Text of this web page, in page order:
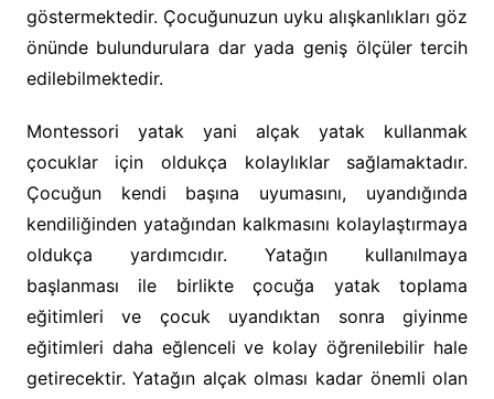
göstermektedir. Çocuğunuzun uyku alışkanlıkları göz
önünde bulundurulara dar yada geniş ölçüler tercih
edilebilmektedir.
Montessori yatak yani alçak yatak kullanmak
çocuklar için oldukça kolaylıklar sağlamaktadır.
Çocuğun kendi başına uyumasını, uyandığında
kendiliğinden yatağından kalkmasını kolaylaştırmaya
oldukça yardımcıdır. Yatağın kullanılmaya
başlanması ile birlikte çocuğa yatak toplama
eğitimleri ve çocuk uyandıktan sonra giyinme
eğitimleri daha eğlenceli ve kolay öğrenilebilir hale
getirecektir. Yatağın alçak olması kadar önemli olan